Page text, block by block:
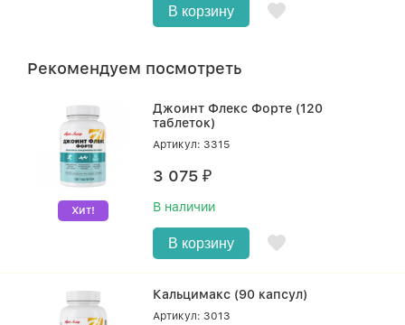
В корзину
Рекомендуем посмотреть
Хит!
Джоинт Флекс Форте (120
таблеток)
Артикул: 3315
3 075₽
В наличии
В корзину
Кальцимакс (90 капсул)
Артикул: 3013